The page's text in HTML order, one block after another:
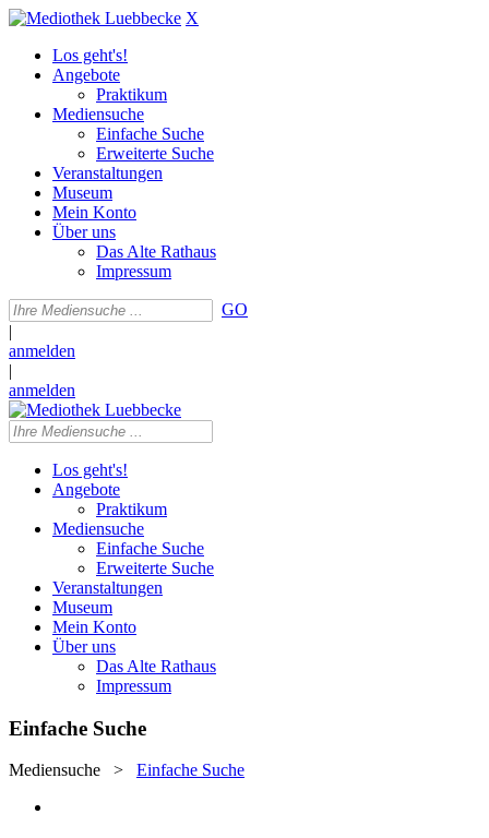
X
Los geht's!
Angebote
Praktikum
Mediensuche
Einfache Suche
Erweiterte Suche
Veranstaltungen
Museum
Mein Konto
Über uns
Das Alte Rathaus
Impressum
GO
|
anmelden
|
anmelden
Los geht's!
Angebote
Praktikum
Mediensuche
Einfache Suche
Erweiterte Suche
Veranstaltungen
Museum
Mein Konto
Über uns
Das Alte Rathaus
Impressum
Einfache Suche
Mediensuche > Einfache Suche